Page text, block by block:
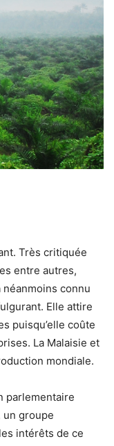
Très critiquée
entre autres,
néanmoins connu
Elle attire
puisqu’elle coûte
La Malaisie et
mondiale.
parlementaire
groupe
intérêts de ce